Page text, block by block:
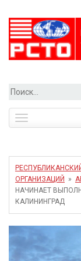
Найти:
ОРГАНИЗАЦИЙ
»
НАЧИНАЕТ
КАЛИНИНГРАД